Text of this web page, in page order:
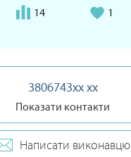
14
1
3806743xx xx
Показати контакти
Написати виконавцю